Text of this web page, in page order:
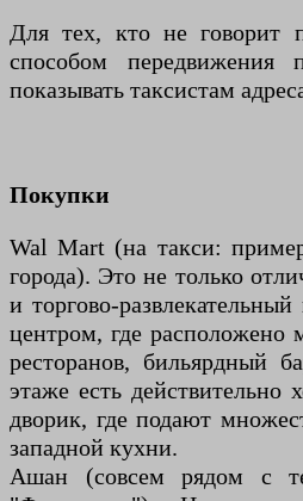
Для тех, кто не говорит
способом
показывать таксистам
Покупки
Wal Mart (на такси:
города). Это не только
и торгово-
центром, где расположено
ресторанов, бильярдный
этаже есть действительно
дворик, где подают
западной кухни.
Ашан (совсем рядом с